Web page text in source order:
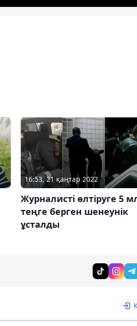
16:53, 21 қаңтар 2022
Журналисті өлтіруге 5
теңге берген шенеунік
ұсталды